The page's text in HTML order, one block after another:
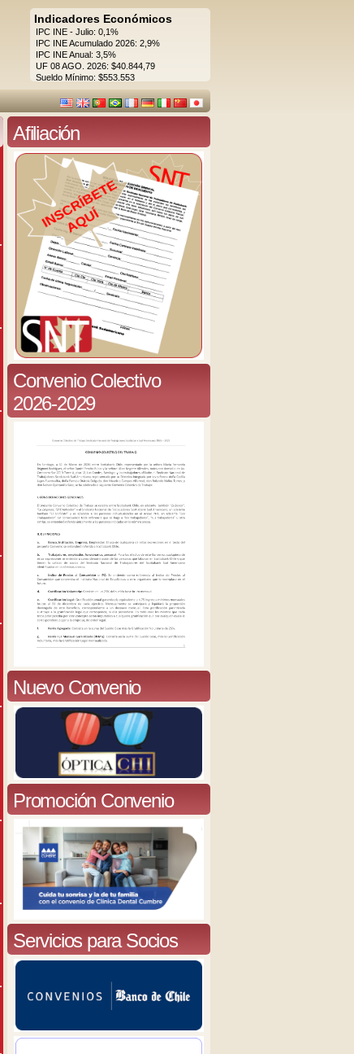
Indicadores Económicos
IPC INE - Julio: 0,1%
IPC INE Acumulado 2026: 2,9%
IPC INE Anual: 3,5%
UF 08 AGO. 2026: $40.844,79
Sueldo Mínimo: $553.553
Afiliación
Convenio Colectivo
2026-2029
Nuevo Convenio
Promoción Convenio
Servicios para Socios